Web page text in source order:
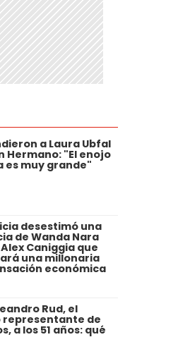
a Laura Ubfal
Hermano: "El enojo
es muy grande"
desestimó una
de Wanda Nara
Caniggia que
una millonaria
económica
Rud, el
representante de
a los 51 años: qué